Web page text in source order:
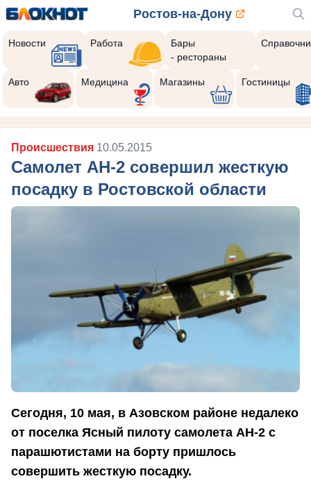
Ростов-на-Дону
Новости Работа
Бары
- рестораны
Авто Медицина Магазины Гостиницы
Происшествия 10.05.2015
Самолет АН-2 совершил жесткую
посадку в Ростовской области
Сегодня, 10 мая, в Азовском районе недалеко
от поселка Ясный пилоту самолета АН-2 с
парашютистами на борту пришлось
совершить жесткую посадку.